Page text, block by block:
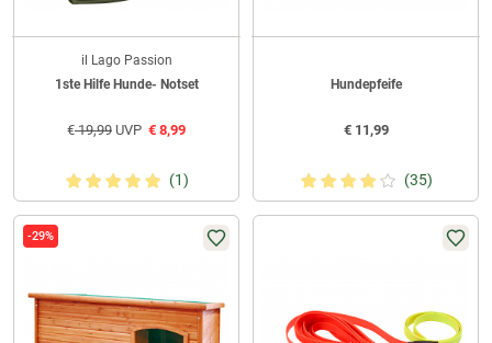
il Lago Passion
1ste Hilfe Hunde- Notset
€19,99 UVP € 8,99
(1)
Hundepfeife
€11,99
(35)
-29%